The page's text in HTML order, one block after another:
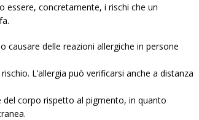
essere, concretamente, i rischi che un
causare delle reazioni allergiche in persone
L’allergia può verificarsi anche a distanza
del corpo rispetto al pigmento, in quanto